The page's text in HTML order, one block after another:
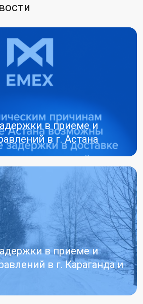
в приеме и
в г. Астана
в приеме и
в г. Караганда и